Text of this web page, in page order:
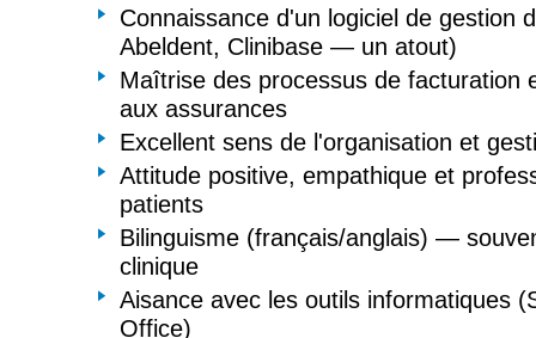
Connaissance d'un logiciel de gestion
Abeldent, Clinibase — un atout)
Maîtrise des processus de facturation
aux assurances
Excellent sens de l'organisation et
Attitude positive, empathique et
patients
Bilinguisme (français/anglais) —
clinique
Aisance avec les outils informatiques
Office)